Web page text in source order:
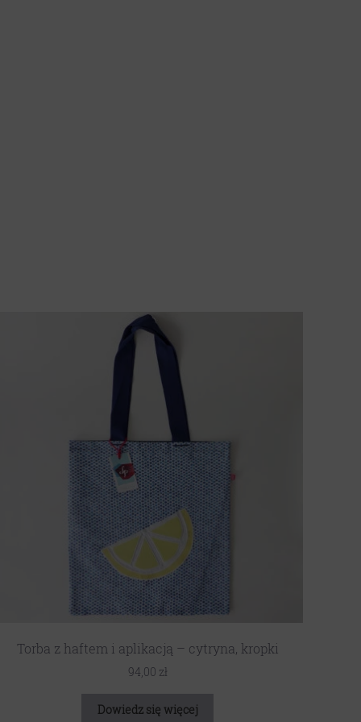
Torba z haftem i aplikacją – cytryna, kropki
94,00 zł
Dowiedz się więcej